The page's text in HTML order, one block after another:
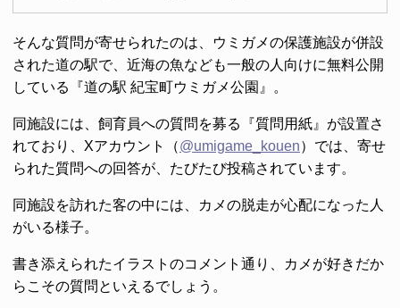
そんな質問が寄せられたのは、ウミガメの保護施設が併設
された道の駅で、近海の魚なども一般の人向けに無料公開
している『道の駅 紀宝町ウミガメ公園』。
同施設には、飼育員への質問を募る『質問用紙』が設置さ
れており、Xアカウント（@umigame_kouen）では、寄せ
られた質問への回答が、たびたび投稿されています。
同施設を訪れた客の中には、カメの脱走が心配になった人
がいる様子。
書き添えられたイラストのコメント通り、カメが好きだか
らこその質問といえるでしょう。